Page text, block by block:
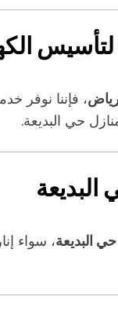
، فإننا نوفر
حي البديعة.
حي البديعة، سواء